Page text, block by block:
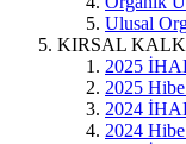
Ulusal
KIRSAL
2025
2025 Hibe
2024
2024 Hibe